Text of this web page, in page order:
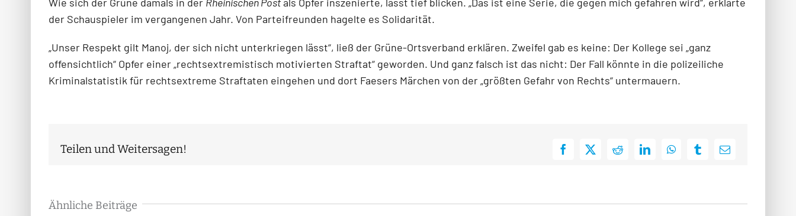
der Schauspieler im vergangenen Jahr. Von Parteifreunden hagelte es Solidarität.
„Unser Respekt gilt Manoj, der sich nicht unterkriegen lässt“, ließ der Grüne-Ortsverband erklären. Zweifel gab es keine: Der Kollege sei „ganz
offensichtlich“ Opfer einer „rechtsextremistisch motivierten Straftat“ geworden. Und ganz falsch ist das nicht: Der Fall könnte in die polizeiliche
Kriminalstatistik für rechtsextreme Straftaten eingehen und dort Faesers Märchen von der „größten Gefahr von Rechts“ untermauern.
Teilen und Weitersagen! Facebook
X RedditLinkedInWhatsAppTumblrE-
Ähnliche Beiträge